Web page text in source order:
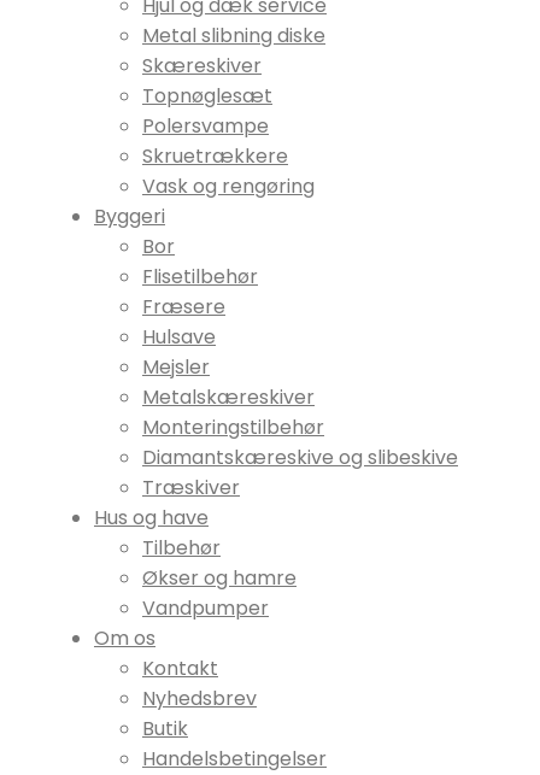
Hjul og dæk service
Metal slibning diske
Skæreskiver
Topnøglesæt
Polersvampe
Skruetrækkere
Vask og rengøring
Byggeri
Bor
Flisetilbehør
Fræsere
Hulsave
Mejsler
Metalskæreskiver
Monteringstilbehør
Diamantskæreskive og slibeskive
Træskiver
Hus og have
Tilbehør
Økser og hamre
Vandpumper
Om os
Kontakt
Nyhedsbrev
Butik
Handelsbetingelser